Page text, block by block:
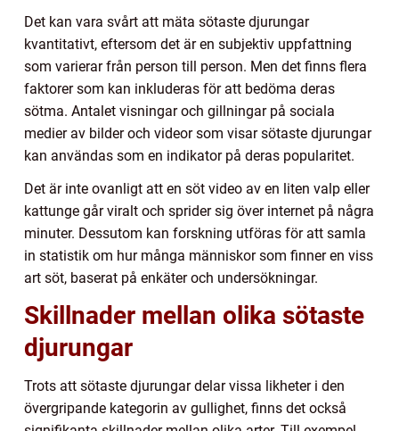
Det kan vara svårt att mäta sötaste djurungar
kvantitativt, eftersom det är en subjektiv uppfattning
som varierar från person till person. Men det finns flera
faktorer som kan inkluderas för att bedöma deras
sötma. Antalet visningar och gillningar på sociala
medier av bilder och videor som visar sötaste djurungar
kan användas som en indikator på deras popularitet.
Det är inte ovanligt att en söt video av en liten valp eller
kattunge går viralt och sprider sig över internet på några
minuter. Dessutom kan forskning utföras för att samla
in statistik om hur många människor som finner en viss
art söt, baserat på enkäter och undersökningar.
Skillnader mellan olika sötaste
djurungar
Trots att sötaste djurungar delar vissa likheter i den
övergripande kategorin av gullighet, finns det också